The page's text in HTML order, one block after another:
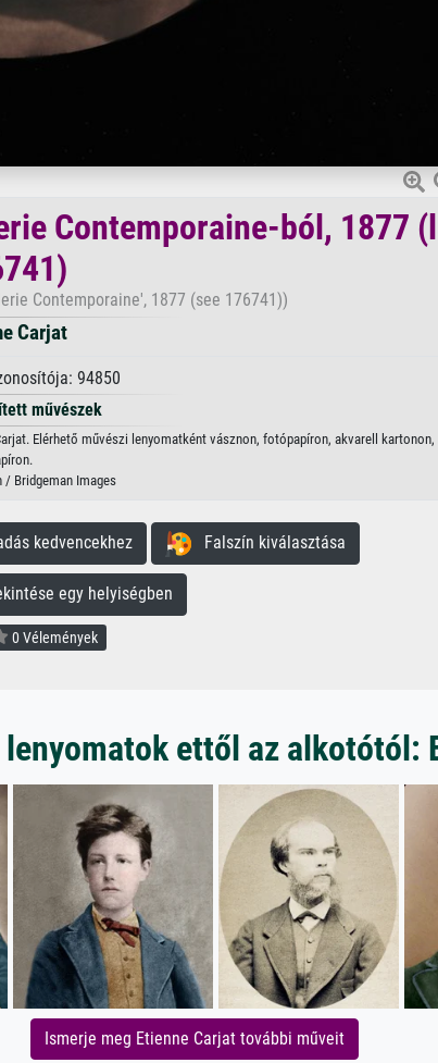
Contemporaine-ból, 1877
Contemporaine', 1877 (see 176741))
Carjat
94850
művészek
Elérhető művészi lenyomatként vásznon, fotópapíron, akvarell
/ Bridgeman Images
kedvencekhez Falszín kiválasztása
egy helyiségben
0 Vélemények
lenyomatok ettől az alkotótól:
Ismerje meg Etienne Carjat további műveit